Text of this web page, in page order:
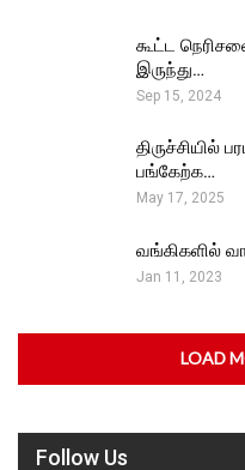
கூட்ட
இருந்து…
Sep 15, 2024
திருச்சியில்
பங்கேற்க…
May 17, 2025
வங்கிகளில்
Jan 11, 2023
LOAD
Follow Us